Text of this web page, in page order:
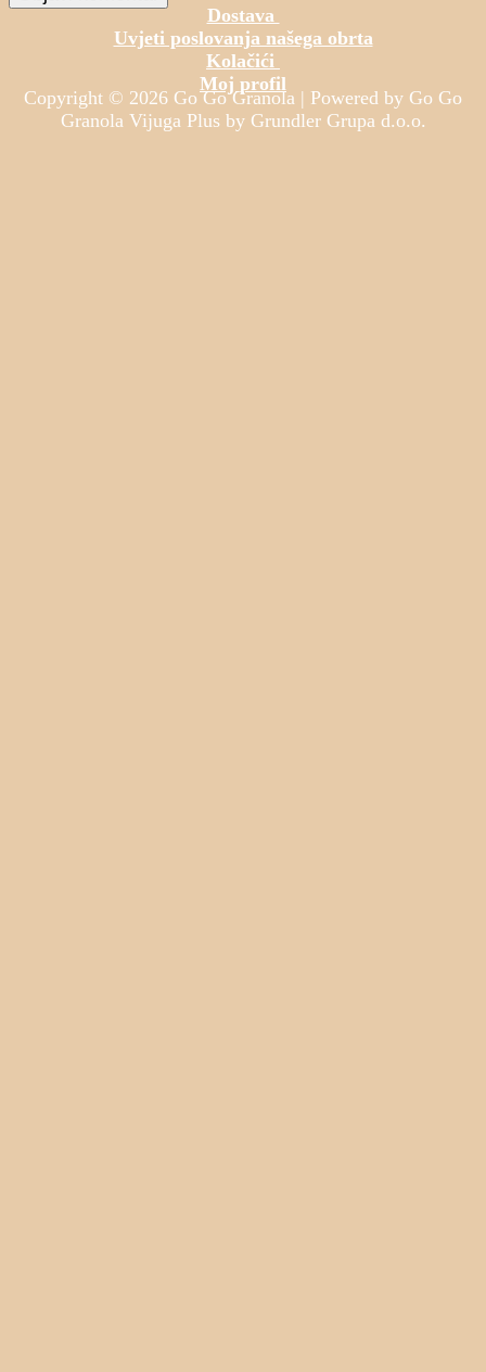
Dostava
Uvjeti poslovanja našega obrta
Kolačići
Moj profil
Copyright © 2026 Go Go Granola | Powered by Go Go
Granola Vijuga Plus by Grundler Grupa d.o.o.